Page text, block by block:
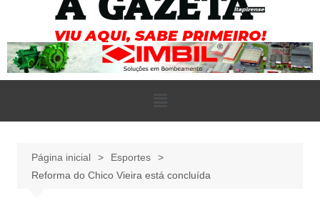
Página inicial
Esportes
Reforma do Chico Vieira está concluída